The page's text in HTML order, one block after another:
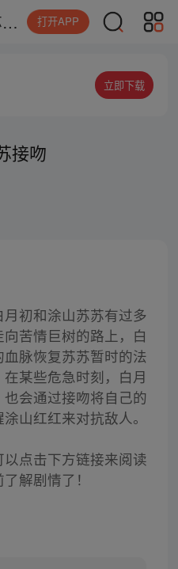
狐妖小红娘白月初苏苏接吻 打开APP
立即下载
接吻
月初和涂山苏苏有过多
苦情巨树的路上，白
脉恢复苏苏暂时的法
某些危急时刻，白月
会通过接吻将自己的
山红红来对抗敌人。
点击下方链接来阅读
解剧情了！